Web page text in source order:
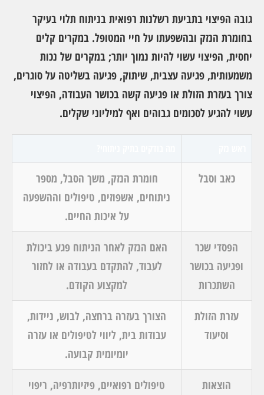
גובה הפיצוי בתביעת רשלנות רפואית בניתוח תלוי בעיקר
בחומרת הנזק ובהשפעתו על חיי המטופל. במקרים קלים
יחסית, הפיצוי עשוי להיות נמוך יותר; במקרים של נכות
משמעותית, פגיעה עצבית, שיתוק, פגיעה בשליטה על סוגרים,
צורך בעזרת הזולת או פגיעה קשה בכושר העבודה, הפיצוי
עשוי להגיע לסכומים גבוהים ואף למיליוני שקלים.
כאב וסבל
חומרת הנזק, משך הסבל, מספר
ניתוחים, אשפוזים, טיפולים וההשפעה
על איכות החיים.
הפסדי שכר
ופגיעה בכושר
השתכרות
האם הנזק לאחר הניתוח פגע ביכולת
לעבוד, להתקדם בעבודה או לחזור
למקצוע הקודם.
עזרת הזולת
וסיעוד
הצורך בעזרה ברחצה, לבוש, ניידות,
עבודות בית, ליווי לטיפולים או עזרה
יומיומית קבועה.
הוצאות
טיפולים רפואיים, פיזיותרפיה, ריפוי